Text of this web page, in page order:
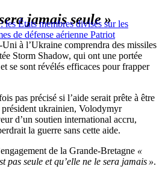
les États membres divisés sur les
de défense aérienne Patriot
jamais seule »
à l’Ukraine comprendra des missiles
Storm Shadow, qui ont une portée
se sont révélés efficaces pour frapper
pas précisé si l’aide serait prête à être
ukrainien, Volodymyr
d’un soutien international accru,
la guerre sans cette aide.
de la Grande-Bretagne «
pas seule et qu’elle ne le sera jamais ».